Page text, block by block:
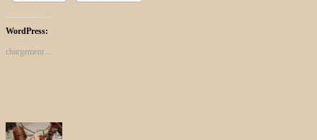
WordPress:
chargement…